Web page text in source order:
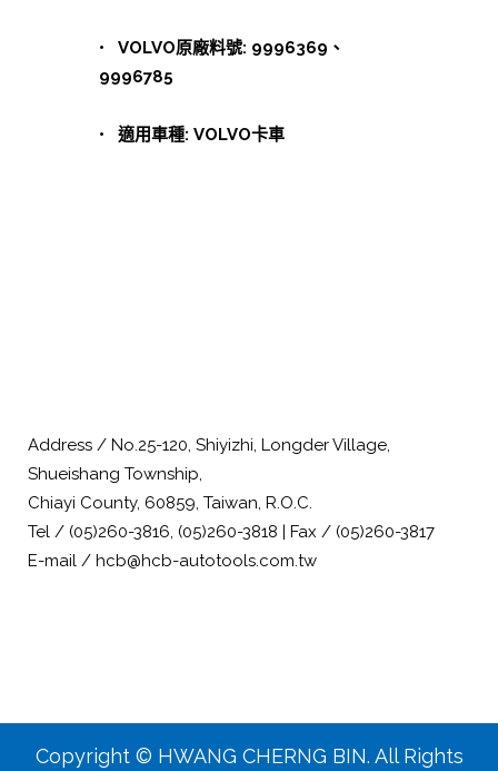
• VOLVO原廠料號: 9996369、
9996785
• 適用車種: VOLVO卡車
Address / No.25-120, Shiyizhi, Longder Village,
Shueishang Township,
Chiayi County, 60859, Taiwan, R.O.C.
Tel / (05)260-3816, (05)260-3818 | Fax / (05)260-3817
E-mail / hcb@hcb-autotools.com.tw
Copyright © HWANG CHERNG BIN. All Rights